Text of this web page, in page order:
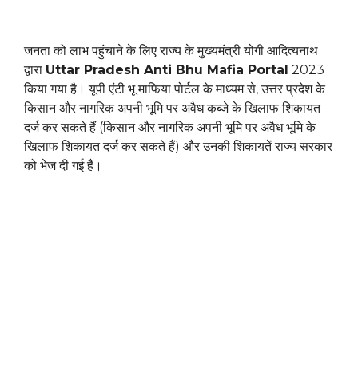
जनता को लाभ पहुंचाने के लिए राज्य के मुख्यमंत्री योगी आदित्यनाथ
द्वारा Uttar Pradesh Anti Bhu Mafia Portal 2023
किया गया है। यूपी एंटी भू माफिया पोर्टल के माध्यम से, उत्तर प्रदेश के
किसान और नागरिक अपनी भूमि पर अवैध कब्जे के खिलाफ शिकायत
दर्ज कर सकते हैं (किसान और नागरिक अपनी भूमि पर अवैध भूमि के
खिलाफ शिकायत दर्ज कर सकते हैं) और उनकी शिकायतें राज्य सरकार
को भेज दी गई हैं।